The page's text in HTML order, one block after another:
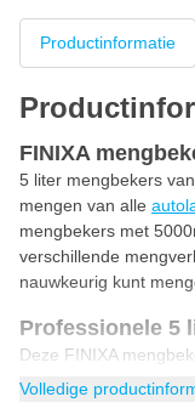
Productinformatie
FINIXA
5 liter mengbekers
mengen van alle
mengbekers met
verschillende
nauwkeurig kunt
Professionele 5
Deze FINIXA
beker voor
Volledige